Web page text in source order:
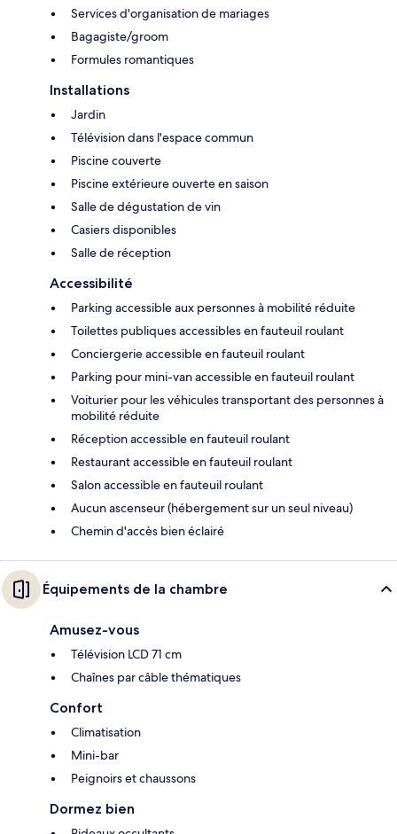
Services d'organisation de mariages
Bagagiste/groom
Formules romantiques
Installations
Jardin
Télévision dans l'espace commun
Piscine couverte
Piscine extérieure ouverte en saison
Salle de dégustation de vin
Casiers disponibles
Salle de réception
Accessibilité
Parking accessible aux personnes à mobilité réduite
Toilettes publiques accessibles en fauteuil roulant
Conciergerie accessible en fauteuil roulant
Parking pour mini-van accessible en fauteuil roulant
Voiturier pour les véhicules transportant des personnes à
mobilité réduite
Réception accessible en fauteuil roulant
Restaurant accessible en fauteuil roulant
Salon accessible en fauteuil roulant
Aucun ascenseur (hébergement sur un seul niveau)
Chemin d'accès bien éclairé
Équipements de la chambre
Amusez-vous
Télévision LCD 71 cm
Chaînes par câble thématiques
Confort
Climatisation
Mini-bar
Peignoirs et chaussons
Dormez bien